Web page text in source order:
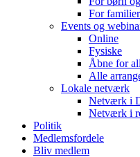
For familier
Events og
Online
Fysiske
Åbne for
Alle
Lokale netværk
Netværk i
Netværk i
Politik
Medlemsfordele
Bliv medlem